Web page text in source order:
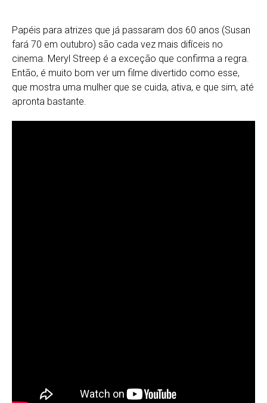
Papéis para atrizes que já passaram dos 60 anos (Susan
fará 70 em outubro) são cada vez mais difíceis no
cinema. Meryl Streep é a exceção que confirma a regra.
Então, é muito bom ver um filme divertido como esse,
que mostra uma mulher que se cuida, ativa, e que sim, até
apronta bastante.